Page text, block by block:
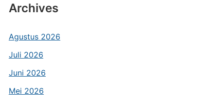
Archives
Agustus 2026
Juli 2026
Juni 2026
Mei 2026